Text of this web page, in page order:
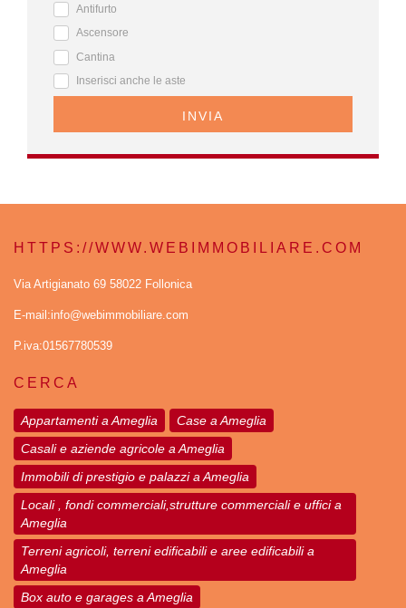
Antifurto
Ascensore
Cantina
Inserisci anche le aste
INVIA
HTTPS://WWW.WEBIMMOBILIARE.COM
Via Artigianato 69 58022 Follonica
E-mail:info@webimmobiliare.com
P.iva:01567780539
CERCA
Appartamenti a Ameglia
Case a Ameglia
Casali e aziende agricole a Ameglia
Immobili di prestigio e palazzi a Ameglia
Locali , fondi commerciali,strutture commerciali e uffici a
Ameglia
Terreni agricoli, terreni edificabili e aree edificabili a
Ameglia
Box auto e garages a Ameglia